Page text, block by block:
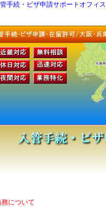
手続・ビザ申請サポートオフィス
について